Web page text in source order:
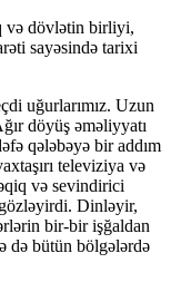
və dövlətin birliyi,
sayəsində tarixi
uğurlarımız. Uzun
döyüş əməliyyatı
qələbəyə bir addım
televiziya və
və sevindirici
Dinləyir,
bir-bir işğaldan
də bütün bölgələrdə